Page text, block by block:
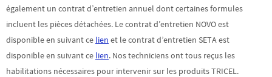
également un contrat d’entretien annuel dont certaines formules
incluent les pièces détachées. Le contrat d’entretien NOVO est
disponible en suivant ce lien et le contrat d’entretien SETA est
disponible en suivant ce lien. Nos techniciens ont tous reçus les
habilitations nécessaires pour intervenir sur les produits TRICEL.